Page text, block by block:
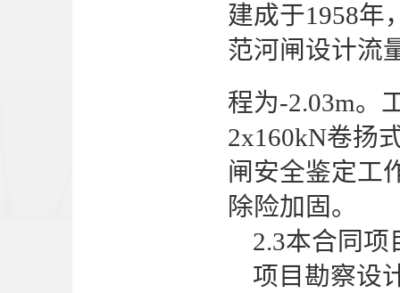
建成于1958年
范河闸设计流
程为-2.03m。
2x160kN卷扬
闸安全鉴定工
除险加固。
2.3本合同项
项目勘察设